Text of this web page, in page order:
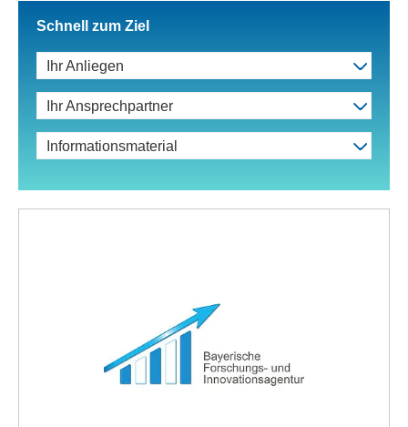
Schnell zum Ziel
Ihr Anliegen
Ihr Ansprechpartner
Informationsmaterial